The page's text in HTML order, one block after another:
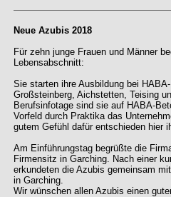
Neue Azubis 2018
Für zehn junge Frauen und Männer
Lebensabschnitt:
Sie starten ihre Ausbildung bei
Großsteinberg, Aichstetten, Teising
Berufsinfotage sind sie auf HABA-
Vorfeld durch Praktika das
gutem Gefühl dafür entschieden hier
Am Einführungstag begrüßte die
Firmensitz in Garching. Nach einer
erkundeten die Azubis gemeinsam
in Garching.
Wir wünschen allen Azubis einen